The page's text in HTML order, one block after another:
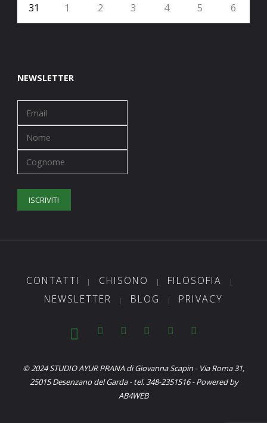
31 1 2 3 4 5 6
NEWSLETTER
CONTATTI | CHISONO | FILOSOFIA |
NEWSLETTER | BLOG | PRIVACY
© 2024 STUDIO AYUR PRANA di Giovanna Scapin - Via Roma 31,
25015 Desenzano del Garda - tel. 348-2351516 - Powered by
AB4WEB